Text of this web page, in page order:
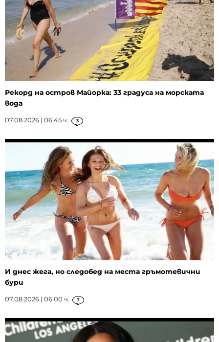
Рекорд на остров Майорка: 33 градуса на морската
вода
07.08.2026 | 06:45 ч. 3
И днес жега, но следобед на места гръмотевични
бури
07.08.2026 | 06:00 ч. 7